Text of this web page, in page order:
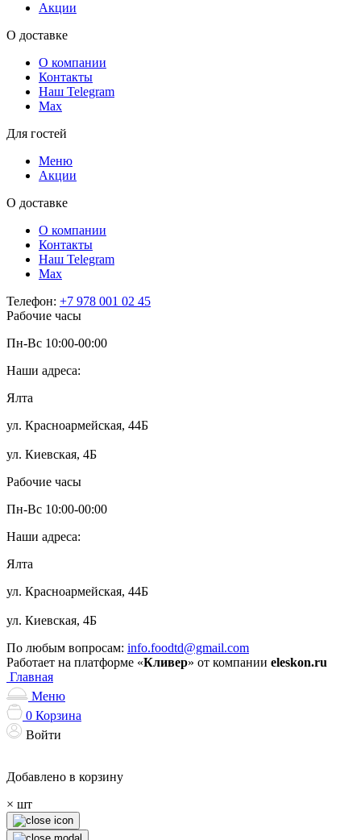
Акции
О доставке
О компании
Контакты
Наш Telegram
Мах
Для гостей
Меню
Акции
О доставке
О компании
Контакты
Наш Telegram
Мах
Телефон: +7 978 001 02 45
Рабочие часы
Пн-Вс 10:00-00:00
Наши адреса:
Ялта
ул. Красноармейская, 44Б
ул. Киевская, 4Б
Рабочие часы
Пн-Вс 10:00-00:00
Наши адреса:
Ялта
ул. Красноармейская, 44Б
ул. Киевская, 4Б
По любым вопросам: info.foodtd@gmail.com
Работает на платформе «Кливер» от компании eleskon.ru
Главная
Меню
0 Корзина
Войти
Добавлено в корзину
× шт